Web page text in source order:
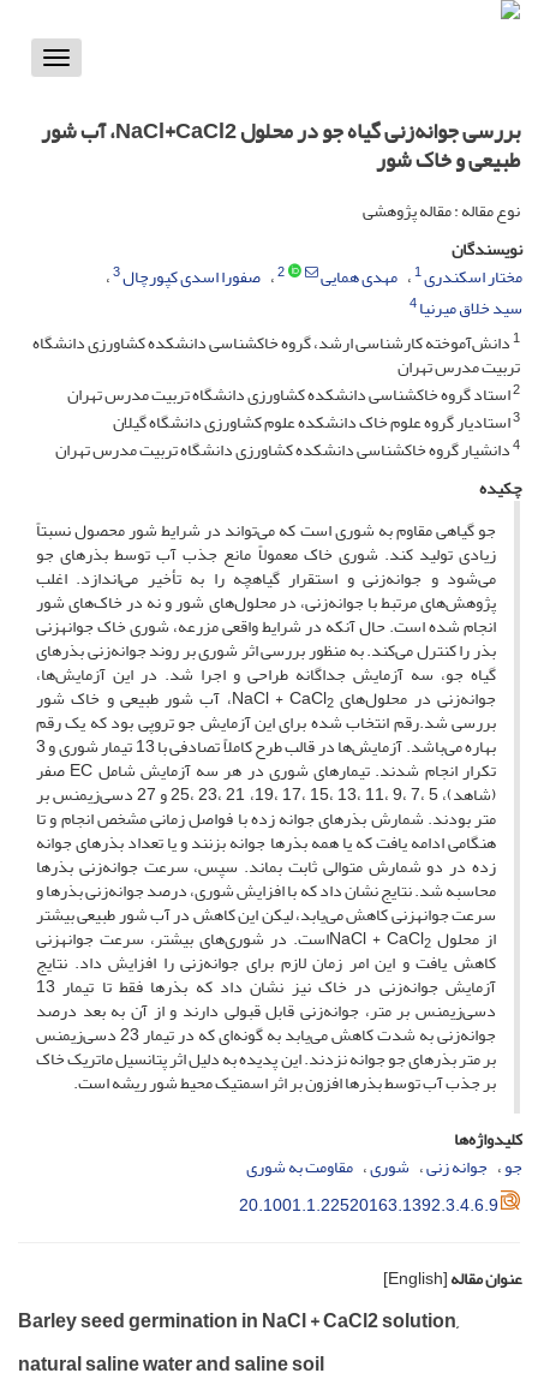
Toggle
بررسی جوانه‌زنی گیاه جو در محلول NaCl+CaCl2، آب شور
طبیعی و خاک شور
نوع مقاله : مقاله پژوهشی
نویسندگان
مختار اسکندری1 مهدی همایی 2 صفورا اسدی کپورچال3
سید خلاق میرنیا4
1دانش‌آموخته کارشناسی ارشد، گروه خاکشناسی دانشکده کشاورزی دانشگاه
تربیت مدرس تهران
2استاد گروه خاکشناسی دانشکده کشاورزی دانشگاه تربیت مدرس تهران
3استادیار گروه علوم خاک دانشکده علوم کشاورزی دانشگاه گیلان
4دانشیار گروه خاکشناسی دانشکده کشاورزی دانشگاه تربیت مدرس تهران
چکیده
جو گیاهی مقاوم به شوری است که می‌تواند در شرایط شور محصول نسبتاً
زیادی تولید کند. شوری خاک معمولاً مانع جذب آب توسط بذرهای جو
می‌شود و جوانه‌زنی و استقرار گیاهچه را به تأخیر می‌اندازد. اغلب
پژوهش‌های مرتبط با جوانه‌زنی، در محلول‌های شور و نه در خاک‌های شور
انجام شده است. حال آنکه در شرایط واقعی مزرعه‌، شوری خاک جوانه­زنی
بذر را کنترل می‌کند. به منظور بررسی اثر شوری بر روند جوانه‌زنی بذرهای
گیاه جو، سه آزمایش جداگانه طراحی و اجرا شد. در این آزمایش‌ها،
جوانه‌زنی در محلول‌های NaCl + CaCl 2 ، آب شور طبیعی و خاک شور
بررسی شد.رقم انتخاب شده برای این آزمایش جو تروپی بود که یک رقم
بهاره می‌باشد. آزمایش‌ها در قالب طرح کاملاً تصادفی با 13 تیمار شوری و 3
تکرار انجام شدند. تیمارهای شوری در هر سه آزمایش شامل EC صفر
(شاهد)، 5 ،7 ،9 ،11 ،13 ،15 ،17 ،19، 21 ،23 ،25 و 27 دسی‌زیمنس بر
متر بودند. شمارش بذرهای جوانه زده با فواصل زمانی مشخص انجام و تا
هنگامی ادامه یافت که یا همه بذرها جوانه بزنند و یا تعداد بذرهای جوانه
زده در دو شمارش متوالی ثابت بماند. سپس، سرعت جوانه‌زنی بذرها
محاسبه شد. نتایج نشان داد که با افزایش شوری، درصد جوانه‌زنی بذرها و
سرعت جوانه­زنی کاهش می‌یابد، لیکن این کاهش در آب شور طبیعی بیشتر
از محلول NaCl + CaCl 2 است. در شوری‌های بیشتر، سرعت جوانه­زنی
کاهش یافت و این امر زمان لازم برای جوانه‌زنی را افزایش داد. نتایج
آزمایش جوانه‌زنی در خاک نیز نشان داد که بذرها فقط تا تیمار 13
دسی‌زیمنس بر متر، جوانه‌زنی قابل قبولی دارند و از آن به بعد درصد
جوانه‌زنی به شدت کاهش می‌یابد به گونه‌ای که در تیمار 23 دسی‌زیمنس
بر متر بذرهای جو جوانه نزدند. این پدیده به دلیل اثر پتانسیل ماتریک خاک
بر جذب آب توسط بذرها افزون بر اثر اسمتیک محیط شور ریشه است.
کلیدواژه‌ها
جو جوانه زنی شوری مقاومت به شوری
20.1001.1.22520163.1392.3.4.6.9
عنوان مقاله[English]
Barley seed germination in NaCl + CaCl2 solution,
natural saline water and saline soil